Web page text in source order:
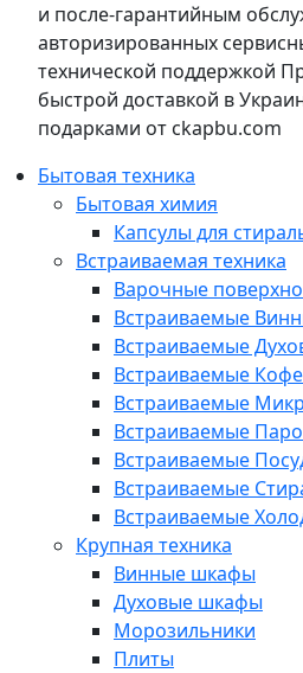
и после-гарантийным
авторизированных
технической поддержкой
быстрой доставкой в
подарками от ckapbu.com
Бытовая техника
Бытовая химия
Капсулы для
Встраиваемая техника
Варочные
Встраиваемые
Встраиваемые
Встраиваемые
Встраиваемые
Встраиваемые
Встраиваемые
Встраиваемые
Встраиваемые
Крупная техника
Винные шкафы
Духовые шкафы
Морозильники
Плиты